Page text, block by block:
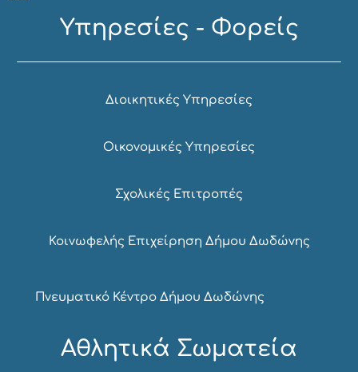
Υπηρεσίες - Φορείς
Διοικητικές Υπηρεσίες
Οικονομικές Υπηρεσίες
Σχολικές Επιτροπές
Κοινωφελής Επιχείρηση Δήμου Δωδώνης
Πνευματικό Κέντρο Δήμου Δωδώνης
Αθλητικά Σωματεία